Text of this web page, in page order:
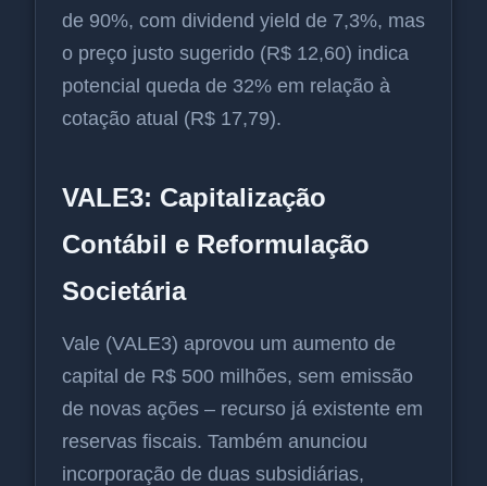
de 90%, com dividend yield de 7,3%, mas
o preço justo sugerido (R$ 12,60) indica
potencial queda de 32% em relação à
cotação atual (R$ 17,79).
VALE3: Capitalização
Contábil e Reformulação
Societária
Vale (VALE3) aprovou um aumento de
capital de R$ 500 milhões, sem emissão
de novas ações – recurso já existente em
reservas fiscais. Também anunciou
incorporação de duas subsidiárias,